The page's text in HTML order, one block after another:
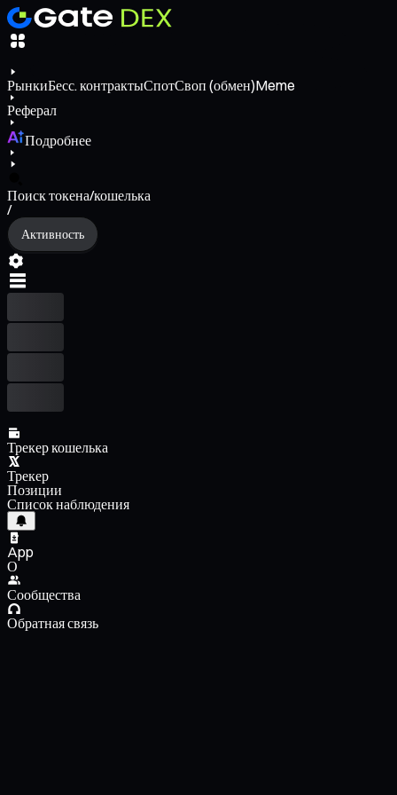
РынкиБесс. контрактыСпотСвоп (обмен)Meme
Реферал
Подробнее
Поиск токена/кошелька
/
Активность
Трекер кошелька
Трекер
Позиции
Список наблюдения
App
О
Сообщества
Обратная связь